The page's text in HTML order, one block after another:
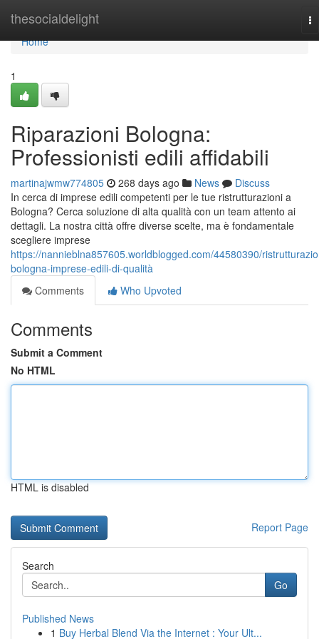
thesocialdelight
Home
Home
1
Riparazioni Bologna:
Professionisti edili affidabili
martinajwmw774805 268 days ago News
Discuss
In cerca di imprese edili competenti per le tue ristrutturazioni a
Bologna? Cerca soluzione di alta qualità con un team attento ai
dettagli. La nostra città offre diverse scelte, ma è fondamentale
scegliere imprese
https://nannieblna857605.worldblogged.com/44580390/
bologna-imprese-edili-di-qualità
Comments
Who Upvoted
Comments
Submit a Comment
No HTML
HTML is disabled
Report Page
Search
Go
Published News
1 Buy Herbal Blend Via the Internet : Your Ult...